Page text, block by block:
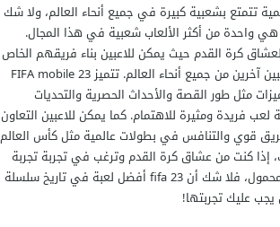
تتمتع بشعبية كبيرة في جميع أنحاء العالم، ولا شك
أن لعبة FIFA Mobile 23 هي واحدة من أكثر الألعاب شعبية في هذا المجال.
لعشاق كرة القدم حيث يمكن للاعبين بناء فريقهم الخاص
وتدريبه والتنافس مع لاعبين آخرين من جميع أنحاء العالم. تتميز FIFA mobile 23
مثل طور القصة والأحداث الحصرية والتحديات
لعب فريدة ومثيرة للاهتمام. كما يمكن للاعبين التعاون
قوي والتنافس في بطولات عالمية مثل كأس العالم
إذا كنت من عشاق كرة القدم وترغب في تجربة تجربة
رائعة من خلال هاتفك المحمول، فلا شك أن fifa 23 أفضل لعبة في تاريخ سلسلة
يجب عليك تجربتها!